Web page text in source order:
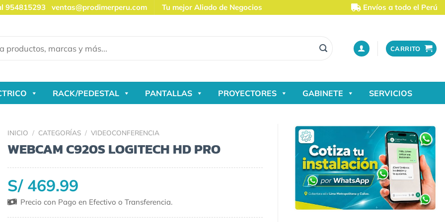
954815293ventas@prodimerperu.com Tu mejor Aliado de Negocios Envíos a todo el Perú
CARRITO
RACK/PEDESTAL PANTALLAS PROYECTORES GABINETE SERVICIOS
INICIO / CATEGORÍAS / VIDEOCONFERENCIA
WEBCAM C920S LOGITECH HD PRO
S/ 469.99
Precio con Pago en Efectivo o Transferencia.